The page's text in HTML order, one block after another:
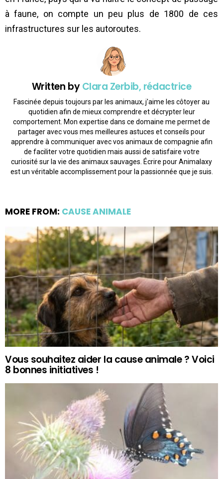
à faune, on compte un peu plus de 1800 de ces
infrastructures sur les autoroutes.
Written byClara Zerbib, rédactrice
Fascinée depuis toujours par les animaux, j'aime les côtoyer au
quotidien afin de mieux comprendre et décrypter leur
comportement. Mon expertise dans ce domaine me permet de
partager avec vous mes meilleures astuces et conseils pour
apprendre à communiquer avec vos animaux de compagnie afin
de faciliter votre quotidien mais aussi de satisfaire votre
curiosité sur la vie des animaux sauvages. Écrire pour Animalaxy
est un véritable accomplissement pour la passionnée que je suis.
MORE FROM: CAUSE ANIMALE
Vous souhaitez aider la cause animale ? Voici
8 bonnes initiatives !